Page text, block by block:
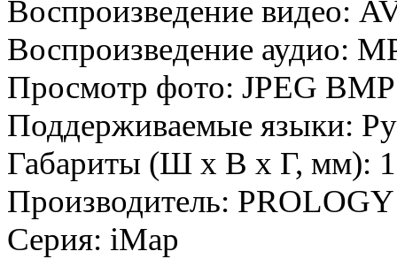
Воспроизведение видео:
Воспроизведение аудио:
Просмотр фото: JPEG
Поддерживаемые языки:
Габариты (Ш х В х Г, мм):
Производитель: PROLOGY
Серия: iMap